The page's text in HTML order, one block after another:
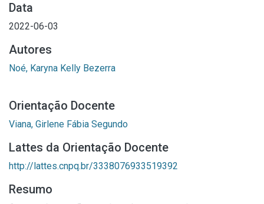
Data
2022-06-03
Autores
Noé, Karyna Kelly Bezerra
Orientação Docente
Viana, Girlene Fábia Segundo
Lattes da Orientação Docente
http://lattes.cnpq.br/3338076933519392
Resumo